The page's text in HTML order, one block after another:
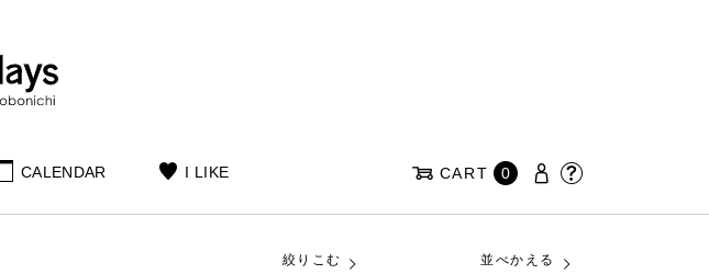
CALENDAR I LIKE CART 0
絞りこむ 並べかえる